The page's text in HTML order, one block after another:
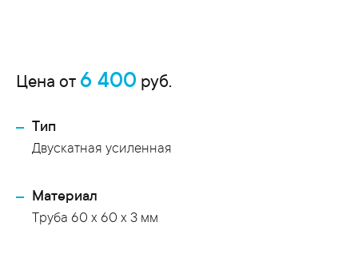
Цена от 6 400 руб.
Тип
Двускатная усиленная
Материал
Труба 60 x 60 x 3 мм